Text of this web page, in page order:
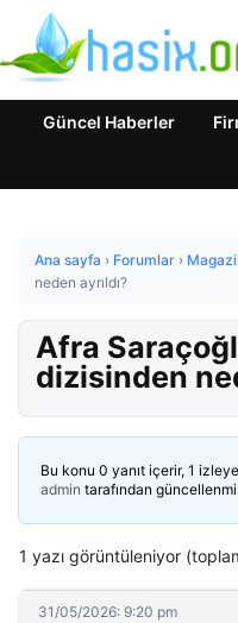
Güncel Haberler
Ana sayfa › Forumlar ›
neden ayrıldı?
Afra
dizisinden
Bu konu 0 yanıt içerir, 1
admin tarafından
1 yazı görüntüleniyor
31/05/2026: 9:20 pm